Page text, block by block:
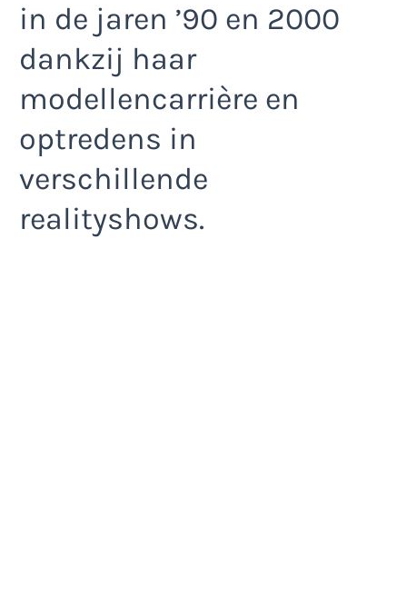
in de jaren ’90 en 2000
dankzij haar
modellencarrière en
optredens in
verschillende
realityshows.